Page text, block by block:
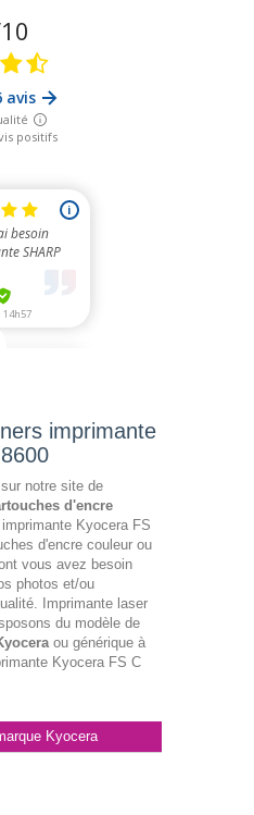
imprimante
notre site de
d'encre
Kyocera FS
d'encre couleur ou
vous avez besoin
photos et/ou
Imprimante laser
du modèle de
ou générique à
Kyocera FS C
Kyocera